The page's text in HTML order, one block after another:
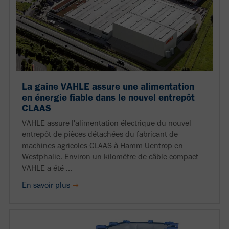
La gaine VAHLE assure une alimentation
en énergie fiable dans le nouvel entrepôt
CLAAS
VAHLE assure l'alimentation électrique du nouvel
entrepôt de pièces détachées du fabricant de
machines agricoles CLAAS à Hamm-Uentrop en
Westphalie. Environ un kilomètre de câble compact
VAHLE a été ...
En savoir plus